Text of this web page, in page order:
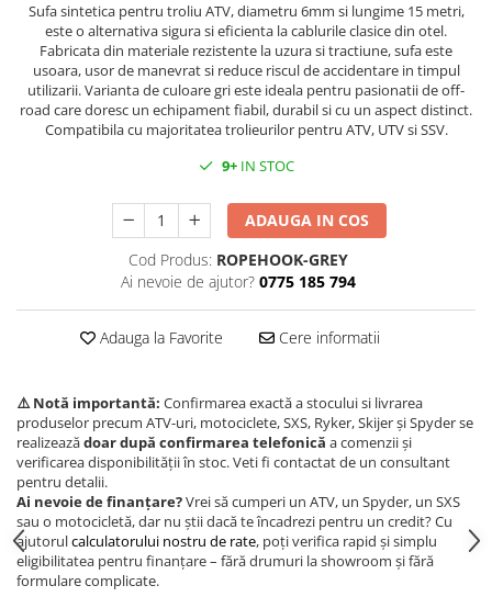
Manusi
Tricouri
Pantaloni
Set Complet
Borseta
ECHIPAMENTE SKIJET
Sufa sintetica pentru troliu ATV, diametru 6mm si lungime 15 metri,
este o alternativa sigura si eficienta la cablurile clasice din otel.
Fabricata din materiale rezistente la uzura si tractiune, sufa este
usoara, usor de manevrat si reduce riscul de accidentare in timpul
utilizarii. Varianta de culoare gri este ideala pentru pasionatii de off-
road care doresc un echipament fiabil, durabil si cu un aspect distinct.
Compatibila cu majoritatea trolieurilor pentru ATV, UTV si SSV.
9+IN STOC
ADAUGA IN COS
Cod Produs: ROPEHOOK-GREY
Ai nevoie de ajutor? 0775 185 794
Adauga la Favorite Cere informatii
⚠️ Notă importantă: Confirmarea exactă a stocului si livrarea
produselor precum ATV-uri, motociclete, SXS, Ryker, Skijer și Spyder se
realizeazădoar după confirmarea telefonică a comenzii și
verificarea disponibilității în stoc. Veti fi contactat de un consultant
pentru detalii.
Ai nevoie de finanțare?Vrei să cumperi un ATV, un Spyder, un SXS
sau o motocicletă, dar nu știi dacă te încadrezi pentru un credit? Cu
ajutorulcalculatorului nostru de rate, poți verifica rapid și simplu
eligibilitatea pentru finanțare – fără drumuri la showroom și fără
formulare complicate.